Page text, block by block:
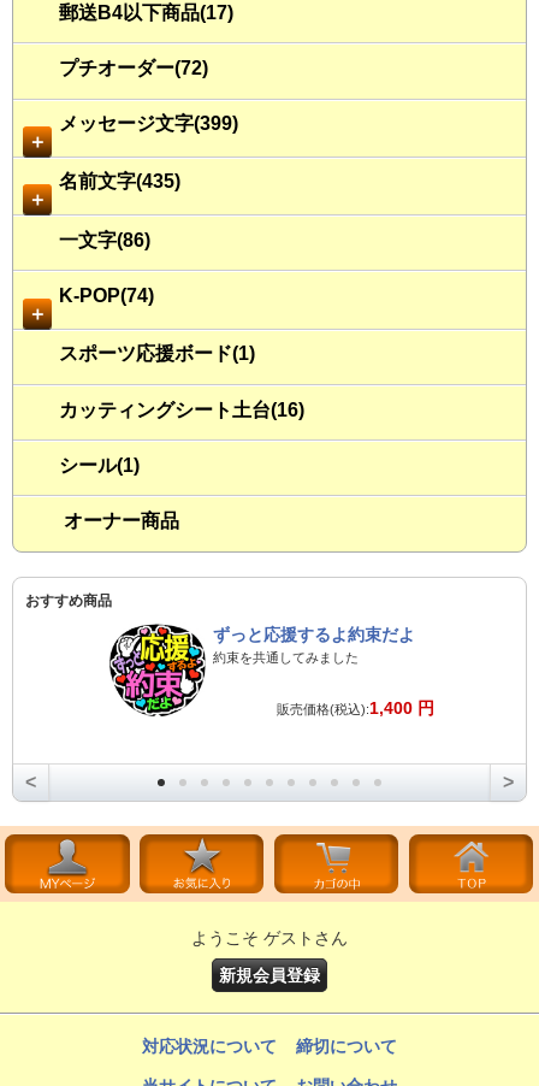
郵送B4以下商品(17)
プチオーダー(72)
＋
メッセージ文字(399)
＋
名前文字(435)
一文字(86)
＋
K-POP(74)
スポーツ応援ボード(1)
カッティングシート土台(16)
シール(1)
オーナー商品
おすすめ商品
ずっと応援するよ約束だよ
約束を共通してみました
販売価格(税込):1,400 円
< >
ようこそ ゲストさん
新規会員登録
対応状況について 締切について